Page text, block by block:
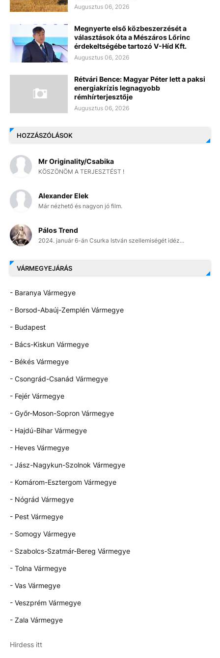
Augusztus 06, 2026
Megnyerte első közbeszerzését a
választások óta a Mészáros Lőrinc
érdekeltségébe tartozó V-Híd Kft.
Augusztus 06, 2026
Rétvári Bence: Magyar Péter lett a paksi
energiakrízis legnagyobb
rémhírterjesztője
Augusztus 06, 2026
HOZZÁSZÓLÁSOK
Mr Originality/Csabika
KÖSZÖNÖM A TERJESZTÉST !
Alexander Elek
Már nézhető és nagyon jó film.
Pálos Trend
2024. január 6-án Csurka István szellemiségét idéz...
VÁRMEGYEJÁRÁS
- Baranya Vármegye
- Borsod-Abaúj-Zemplén Vármegye
- Budapest
- Bács-Kiskun Vármegye
- Békés Vármegye
- Csongrád-Csanád Vármegye
- Fejér Vármegye
- Győr-Moson-Sopron Vármegye
- Hajdú-Bihar Vármegye
- Heves Vármegye
- Jász-Nagykun-Szolnok Vármegye
- Komárom-Esztergom Vármegye
- Nógrád Vármegye
- Pest Vármegye
- Somogy Vármegye
- Szabolcs-Szatmár-Bereg Vármegye
- Tolna Vármegye
- Vas Vármegye
- Veszprém Vármegye
- Zala Vármegye
Hirdess itt